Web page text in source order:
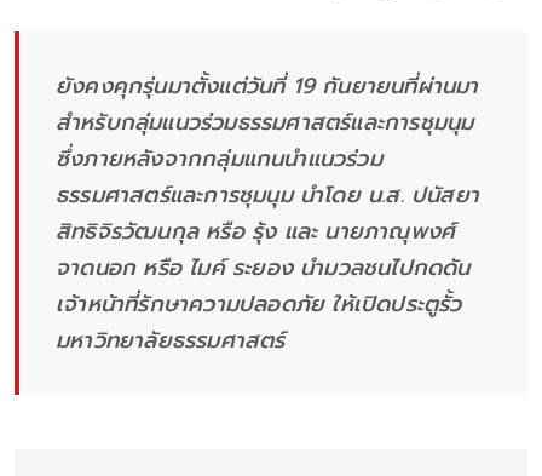
ยังคงคุกรุ่นมาตั้งแต่วันที่ 19 กันยายนที่ผ่านมา
สำหรับกลุ่มแนวร่วมธรรมศาสตร์และการชุมนุม
ซึ่งภายหลังจากกลุ่มแกนนำแนวร่วม
ธรรมศาสตร์และการชุมนุม นำโดย น.ส. ปนัสยา
สิทธิจิรวัฒนกุล หรือ รุ้ง และ นายภาณุพงศ์
จาดนอก หรือ ไมค์ ระยอง นำมวลชนไปกดดัน
เจ้าหน้าที่รักษาความปลอดภัย ให้เปิดประตูรั้ว
มหาวิทยาลัยธรรมศาสตร์